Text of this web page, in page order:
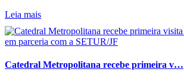
Leia mais
Catedral Metropolitana recebe primeira v…